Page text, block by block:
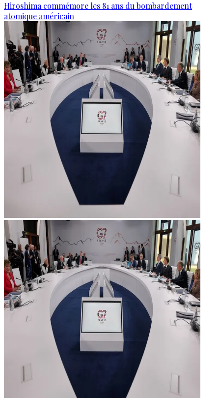
Hiroshima commémore les 81 ans du bombardement
atomique américain